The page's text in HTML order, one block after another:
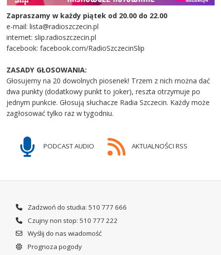
Zapraszamy w każdy piątek od 20.00 do 22.00
e-mail: lista@radioszczecin.pl
internet: slip.radioszczecin.pl
facebook: facebook.com/RadioSzczecinSlip
ZASADY GŁOSOWANIA:
Głosujemy na 20 dowolnych piosenek! Trzem z nich można dać
dwa punkty (dodatkowy punkt to joker), reszta otrzymuje po
jednym punkcie. Głosują słuchacze Radia Szczecin. Każdy może
zagłosować tylko raz w tygodniu.
PODCAST AUDIO AKTUALNOŚCI RSS
Zadzwoń do studia: 510 777 666
Czujny non stop: 510 777 222
Wyślij do nas wiadomość
Prognoza pogody